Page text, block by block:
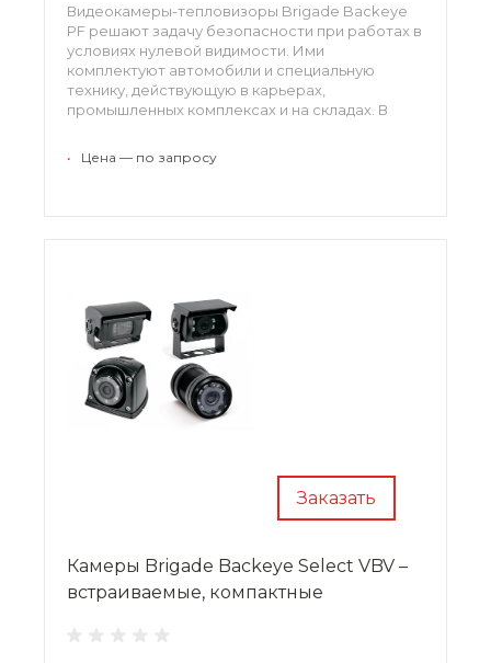
Видеокамеры-тепловизоры Brigade Backeye
PF решают задачу безопасности при работах в
условиях нулевой видимости. Ими
комплектуют автомобили и специальную
технику, действующую в карьерах,
промышленных комплексах и на складах. В
низких температурах, а также средства
• Цена — по запросу
Заказать
Камеры Brigade Backeye Select VBV –
встраиваемые, компактные